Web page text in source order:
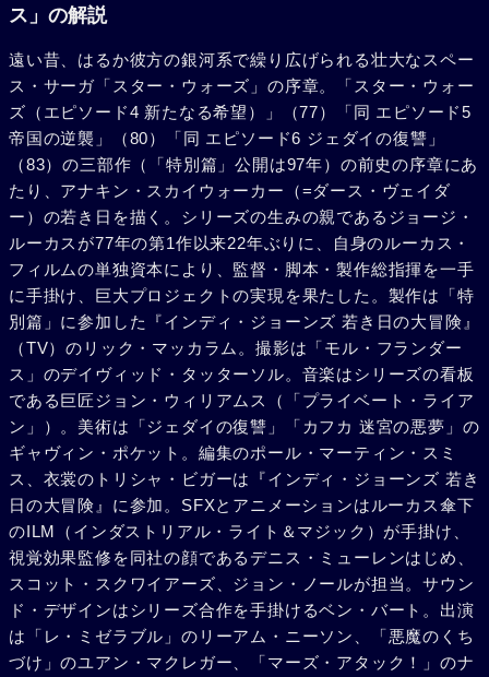
イク・ロイド）と出会う。アナキンは惑星で開催されたポッ
ざるフォースの力を感じ取ったクワイ=ガン・ジンは、彼の
母親シミ（ペルニラ・アウグスト）に説いて、彼をジェダイ
の騎士として教育することを決意。アナキンはシミと彼自作
によるドロイドのC-3POと別れを告げた。宇宙船に向かった
クワイ=ガン・ジンらを、突然ダーク・シディアスの配下で
あるダース・モール（レイ・パーク）が襲うが、彼らは危機
一髪で逃れた。ようやくコルサントに到着した一行だが、元
老院では最高議長バローラム（テレンス・スタンプ）は実権
を失っており、野心家の議員パルパティーン（イアン・マク
ダーミド）が実力を伸ばしていた。議会でも問題は解決でき
ず、新たに最高議長となったパルパティーンは、アミダラに
都にとどまることをすすめるが、彼女は自らの星に帰って戦
う決意を固めた。いっぽう、ジェダイ評議会は強すぎるフォ
ースを持つアナキンに不安を表明。クワイ=ガン・ジンはヨ
ーダ（フランク・オズ）とメイス・.ウィンドウ（サミュエ
ル・L・ジャクソン）を説得し、彼白身がアナキンの師とな
ることを認めさせた。連合占領下にあるナプーに帰還した一
行は、グンガン族を味方に引き入れ、彼らがドロイドの大軍
と戦闘を繰り広げる間にわずかな手勢で宮廷に侵入。戦闘の
さなか、ふたたびダース・モールが登場し、クワイ=ガン・
ジンとオビ=ワン・ケノービを襲う。死闘が続き、クワイ=ガ
ン・ジンは倒れたが、オビ=ワンはその仇をとった。アナキ
ンはR2-D2とスターファイターで敵艦に乗り込み、みごと敵
の心臓部を破壊。ナプーは連合に勝利をおさめ、一大祭典が
ス」の解説
遠い昔、はるか彼方の銀河系で繰り広げられる壮大なスペー
ス・サーガ「スター・ウォーズ」の序章。「スター・ウォー
ズ（エピソード4 新たなる希望）」（77）「同 エピソード5
帝国の逆襲」（80）「同 エピソード6 ジェダイの復讐」
（83）の三部作（「特別篇」公開は97年）の前史の序章にあ
たり、アナキン・スカイウォーカー（=ダース・ヴェイダ
ー）の若き日を描く。シリーズの生みの親であるジョージ・
ルーカスが77年の第1作以来22年ぶりに、自身のルーカス・
フィルムの単独資本により、監督・脚本・製作総指揮を一手
に手掛け、巨大プロジェクトの実現を果たした。製作は「特
別篇」に参加した『インディ・ジョーンズ 若き日の大冒険』
（TV）のリック・マッカラム。撮影は「モル・フランダー
ス」のデイヴィッド・タッターソル。音楽はシリーズの看板
である巨匠ジョン・ウィリアムス（「プライベート・ライア
ン」）。美術は「ジェダイの復讐」「カフカ 迷宮の悪夢」の
ギャヴィン・ポケット。編集のポール・マーティン・スミ
ス、衣裳のトリシャ・ビガーは『インディ・ジョーンズ 若き
日の大冒険』に参加。SFXとアニメーションはルーカス傘下
のILM（インダストリアル・ライト＆マジック）が手掛け、
視覚効果監修を同社の顔であるデニス・ミューレンはじめ、
スコット・スクワイアーズ、ジョン・ノールが担当。サウン
ド・デザインはシリーズ合作を手掛けるベン・バート。出演
は「レ・ミゼラブル」のリーアム・ニーソン、「悪魔のくち
づけ」のユアン・マクレガー、「マーズ・アタック！」のナ